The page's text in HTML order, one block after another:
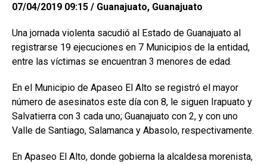
07/04/2019 09:15 / Guanajuato, Guanajuato
Una jornada violenta sacudió al Estado de Guanajuato al
registrarse 19 ejecuciones en 7 Municipios de la entidad,
entre las víctimas se encuentran 3 menores de edad.
En el Municipio de Apaseo El Alto se registró el mayor
número de asesinatos este día con 8, le siguen Irapuato y
Salvatierra con 3 cada uno; Guanajuato con 2, y con uno
Valle de Santiago, Salamanca y Abasolo, respectivamente.
En Apaseo El Alto, donde gobierna la alcaldesa morenista,